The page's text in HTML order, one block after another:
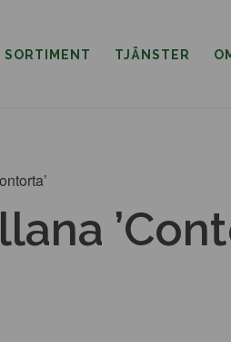
SORTIMENT TJÄNSTER